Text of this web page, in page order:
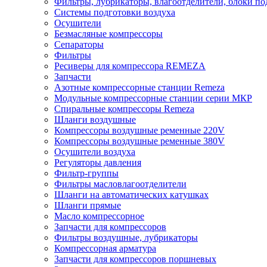
Системы подготовки воздуха
Осушители
Безмасляные компрессоры
Сепараторы
Фильтры
Ресиверы для компрессора REMEZA
Запчасти
Азотные компрессорные станции Remeza
Модульные компрессорные станции серии МКР
Спиральные компрессоры Remeza
Шланги воздушные
Компрессоры воздушные ременные 220V
Компрессоры воздушные ременные 380V
Осушители воздуха
Регуляторы давления
Фильтр-группы
Фильтры масловлагоотделители
Шланги на автоматических катушках
Шланги прямые
Масло компрессорное
Запчасти для компрессоров
Фильтры воздушные, лубрикаторы
Компрессорная арматура
Запчасти для компрессоров поршневых